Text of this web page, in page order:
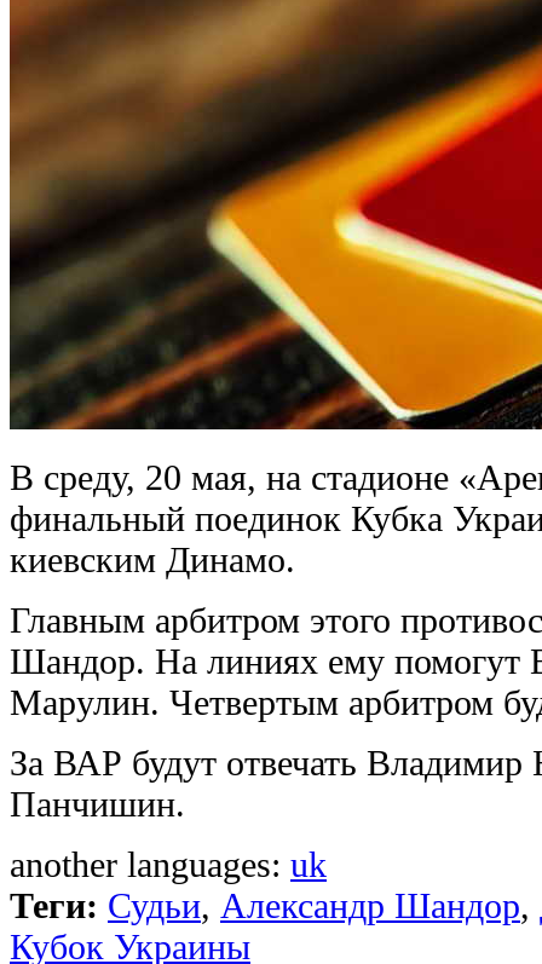
В среду, 20 мая, на стадионе
финальный поединок Кубка
киевским Динамо.
Главным арбитром этого
Шандор. На линиях ему помогут
Марулин. Четвертым арбитром
За ВАР будут отвечать
Панчишин.
another languages: uk
Теги: Судьи, Александр Шандор,
Кубок Украины